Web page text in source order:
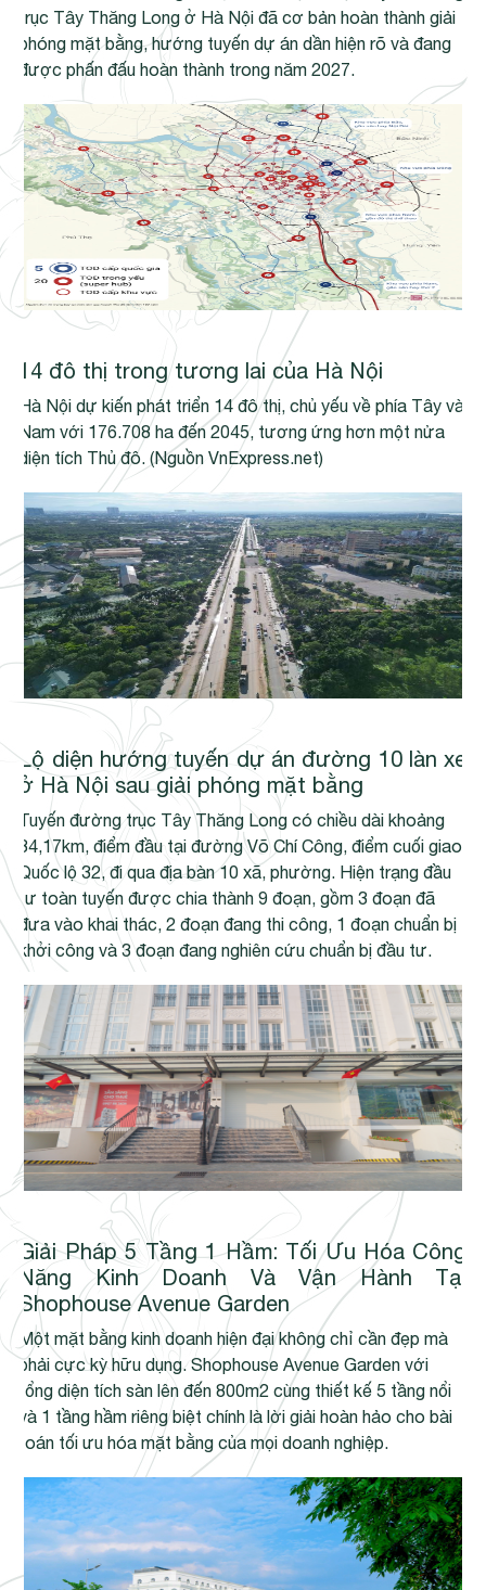
trục Tây Thăng Long ở Hà Nội đã cơ bản hoàn thành giải
phóng mặt bằng, hướng tuyến dự án dần hiện rõ và đang
được phấn đấu hoàn thành trong năm 2027.
14 đô thị trong tương lai của Hà Nội
Hà Nội dự kiến phát triển 14 đô thị, chủ yếu về phía Tây và
Nam với 176.708 ha đến 2045, tương ứng hơn một nửa
diện tích Thủ đô. (Nguồn VnExpress.net)
Lộ diện hướng tuyến dự án đường 10 làn xe
ở Hà Nội sau giải phóng mặt bằng
Tuyến đường trục Tây Thăng Long có chiều dài khoảng
34,17km, điểm đầu tại đường Võ Chí Công, điểm cuối giao
Quốc lộ 32, đi qua địa bàn 10 xã, phường. Hiện trạng đầu
tư toàn tuyến được chia thành 9 đoạn, gồm 3 đoạn đã
đưa vào khai thác, 2 đoạn đang thi công, 1 đoạn chuẩn bị
khởi công và 3 đoạn đang nghiên cứu chuẩn bị đầu tư.
Giải Pháp 5 Tầng 1 Hầm: Tối Ưu Hóa Công
Năng Kinh Doanh Và Vận Hành Tại
Shophouse Avenue Garden
Một mặt bằng kinh doanh hiện đại không chỉ cần đẹp mà
phải cực kỳ hữu dụng. Shophouse Avenue Garden với
tổng diện tích sàn lên đến 800m2 cùng thiết kế 5 tầng nổi
và 1 tầng hầm riêng biệt chính là lời giải hoàn hảo cho bài
toán tối ưu hóa mặt bằng của mọi doanh nghiệp.